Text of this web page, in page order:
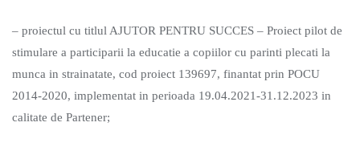
– proiectul cu titlul AJUTOR PENTRU SUCCES – Proiect pilot de
stimulare a participarii la educatie a copiilor cu parinti plecati la
munca in strainatate, cod proiect 139697, finantat prin POCU
2014-2020, implementat in perioada 19.04.2021-31.12.2023 in
calitate de Partener;